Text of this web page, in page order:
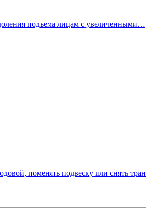
подъема лицам с увеличенными…
поменять подвеску или снять